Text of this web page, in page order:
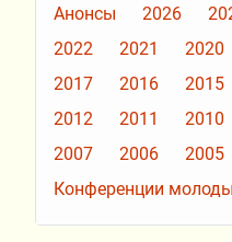
Анонсы 2026
2022
2021 2020
2017
2016 2015
2012
2011 2010
2007
2006 2005
Конференции